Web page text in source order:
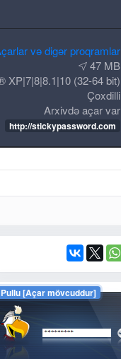
və digər proqramlar
47 MB
XP|7|8|8.1|10 (32-64 bit)
Çoxdilli
Arxivdə açar var
http://stickypassword.com
Pullu [Açar mövcuddur]